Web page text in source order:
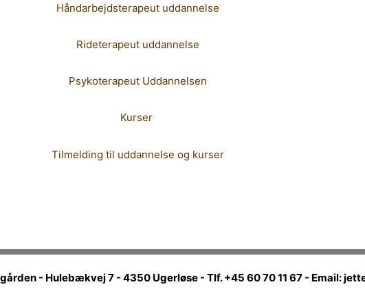
Håndarbejdsterapeut uddannelse
Rideterapeut uddannelse
Psykoterapeut Uddannelsen
Kurser
Tilmelding til uddannelse og kurser
- Hulebækvej 7 - 4350 Ugerløse - Tlf. +45 60 70 11 67 - Email: